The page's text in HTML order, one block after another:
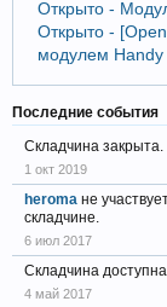
Открыто -
Открыто -
модулем
Последние события
Складчина закрыта.
1 окт 2019
heroma не
складчине.
6 июл 2017
Складчина доступна.
4 май 2017